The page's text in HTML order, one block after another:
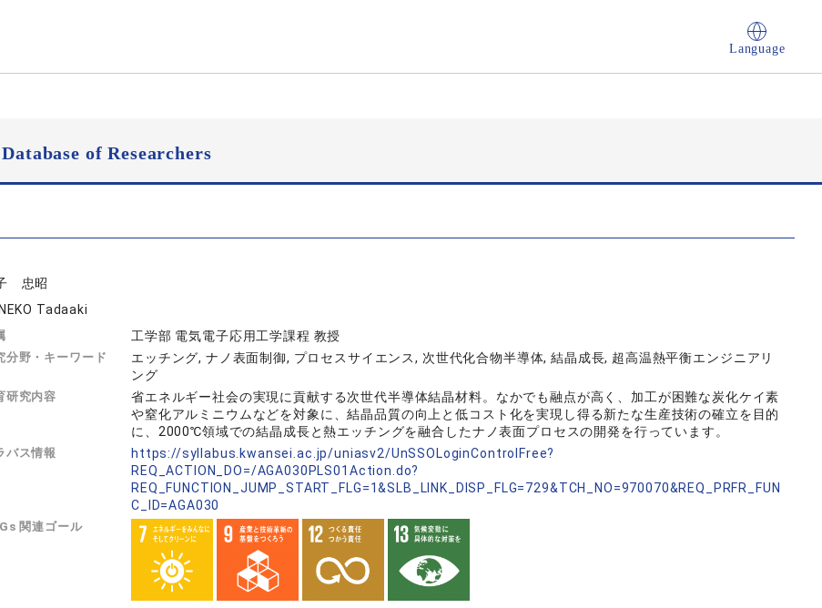
Language
Database of Researchers
忠昭
Tadaaki
工学部 電気電子応用工学課程 教授
分野・キーワード
エッチング, ナノ表面制御, プロセスサイエンス, 次世代化合物半導体, 結晶成長, 超高温熱平衡エンジニアリ
ング
研究内容
省エネルギー社会の実現に貢献する次世代半導体結晶材料。なかでも融点が高く、加工が困難な炭化ケイ素
や窒化アルミニウムなどを対象に、結晶品質の向上と低コスト化を実現し得る新たな生産技術の確立を目的
に、2000℃領域での結晶成長と熱エッチングを融合したナノ表面プロセスの開発を行っています。
バス情報
https://syllabus.kwansei.ac.jp/uniasv2/UnSSOLoginControlFree?
REQ_ACTION_DO=/AGA030PLS01Action.do?
REQ_FUNCTION_JUMP_START_FLG=1&SLB_LINK_DISP_FLG=729&TCH_NO=970070&REQ_PRFR_FUN
C_ID=AGA030
関連ゴール